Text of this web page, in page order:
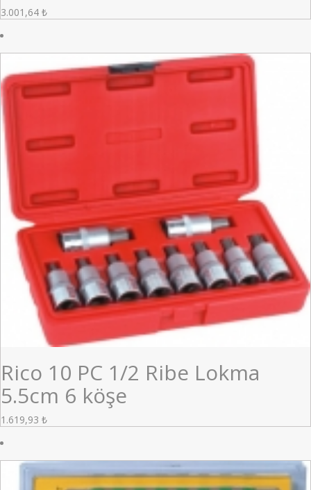
3.001,64 ₺
Rico 10 PC 1/2 Ribe Lokma
5.5cm 6 köşe
1.619,93 ₺